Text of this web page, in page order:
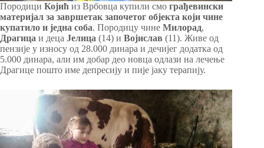
Породици Којић из Врбовца купили смо грађевински
материјал за завршетак започетог објекта који чине
купатило и једна соба. Породицу чине Милорад,
Драгица и деца Јелица (14) и Војислав (11). Живе од
пензије у износу од 28.000 динара и дечијег додатка од
5.000 динара, али им добар део новца одлази на лечење
Драгице пошто име депресију и пије јаку терапију.